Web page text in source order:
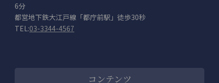
6分
都営地下鉄大江戸線「都庁前駅」徒歩30秒
TEL:03-3344-4567
コンテンツ